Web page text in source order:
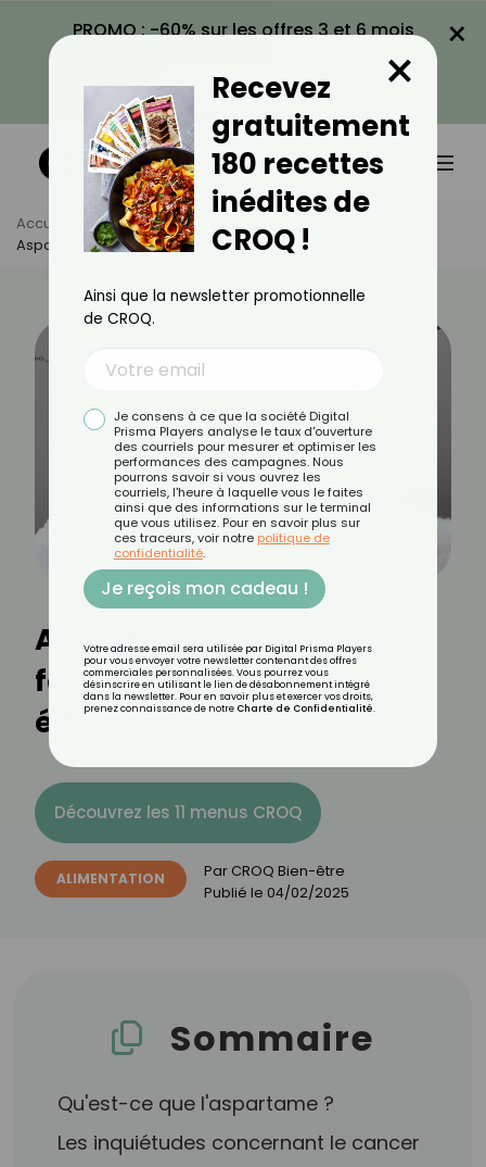
PROMO : -60% sur les offres 3 et 6 mois
VOIR LA PROMO
×
Accueil Actus
Alimentation
Aspartame Et Cancer : Faut-Il Interdire Cet Édulcorant ?
Aspartame et cancer :
faut-il interdire cet
édulcorant ?
Découvrez les 11 menus CROQ
ALIMENTATION Par CROQ Bien-être
Publié le 04/02/2025
Sommaire
Qu'est-ce que l'aspartame ?
Les inquiétudes concernant le cancer
Recevez
gratuitement
180 recettes
inédites de
CROQ !
×
Ainsi que la newsletter promotionnelle
de CROQ.
Je consens à ce que la société Digital
Prisma Players analyse le taux d'ouverture
des courriels pour mesurer et optimiser les
performances des campagnes. Nous
pourrons savoir si vous ouvrez les
courriels, l'heure à laquelle vous le faites
ainsi que des informations sur le terminal
que vous utilisez. Pour en savoir plus sur
ces traceurs, voir notre politique de
confidentialité.
Je reçois mon cadeau !
Votre adresse email sera utilisée par Digital Prisma Players
pour vous envoyer votre newsletter contenant des offres
commerciales personnalisées. Vous pourrez vous
désinscrire en utilisant le lien de désabonnement intégré
dans la newsletter. Pour en savoir plus et exercer vos droits,
prenez connaissance de notre Charte de Confidentialité.